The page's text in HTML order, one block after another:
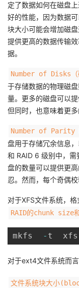
定了数据如何在磁盘
好的性能，因为数据
块大小可能会增加磁
提供更高的数据传输
据。
Number of Disks（
于存储数据的物理磁
量。更多的磁盘可以
但同时，也意味着更
Number of Parity
盘用于存储冗余信息
和 RAID 6 级别中，
盘的数量可以提供更
忍。然而，每个奇偶
对于XFS文件系统，
RAID的chunk
mkfs - t
对于ext4文件系统而
文件系统块大小